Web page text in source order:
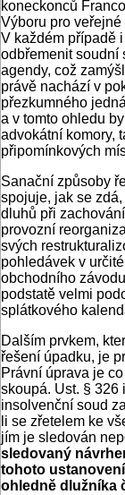
koneckonců
Výboru pro veřejné
V každém případě
odbřemenit soudní
agendy, což
právě nachází v
přezkumného
a v tomto ohledu
advokátní komory,
připomínkových
Sanační způsoby
spojuje, jak se
dluhů při
provozní
svých
pohledávek v
obchodního
podstatě velmi
splátkového
Dalším prvkem,
řešení úpadku, je
Právní úprava je
skoupá. Ust. § 326
insolvenční soud
li se zřetelem ke
jím je sledován
sledovaný
tohoto
ohledně dlužníka